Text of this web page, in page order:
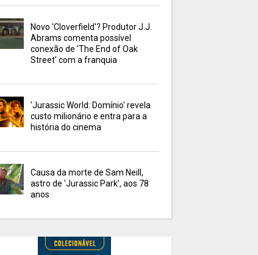
Novo 'Cloverfield'? Produtor J.J.
Abrams comenta possível
conexão de 'The End of Oak
Street' com a franquia
'Jurassic World: Domínio' revela
custo milionário e entra para a
história do cinema
Causa da morte de Sam Neill,
astro de 'Jurassic Park', aos 78
anos